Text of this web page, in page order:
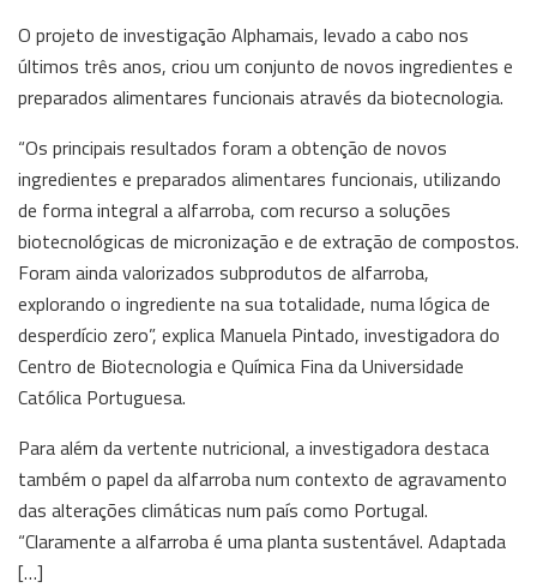
O projeto de investigação Alphamais, levado a cabo nos
últimos três anos, criou um conjunto de novos ingredientes e
preparados alimentares funcionais através da biotecnologia.
“Os principais resultados foram a obtenção de novos
ingredientes e preparados alimentares funcionais, utilizando
de forma integral a alfarroba, com recurso a soluções
biotecnológicas de micronização e de extração de compostos.
Foram ainda valorizados subprodutos de alfarroba,
explorando o ingrediente na sua totalidade, numa lógica de
desperdício zero”, explica Manuela Pintado, investigadora do
Centro de Biotecnologia e Química Fina da Universidade
Católica Portuguesa.
Para além da vertente nutricional, a investigadora destaca
também o papel da alfarroba num contexto de agravamento
das alterações climáticas num país como Portugal.
“Claramente a alfarroba é uma planta sustentável. Adaptada
[…]